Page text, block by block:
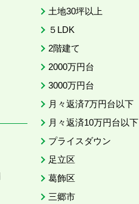
土地30坪以上
５LDK
2階建て
2000万円台
3000万円台
月々返済7万円台以下
月々返済10万円台以下
プライスダウン
足立区
葛飾区
三郷市